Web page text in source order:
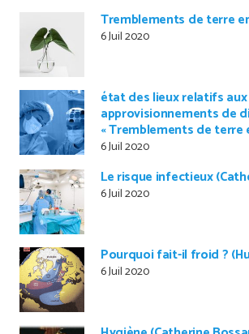
Tremblements de terre
6 Juil 2020
état des lieux relatifs aux
approvisionnements de
« Tremblements de terre
6 Juil 2020
Le risque infectieux
6 Juil 2020
Pourquoi fait-il froid ?
6 Juil 2020